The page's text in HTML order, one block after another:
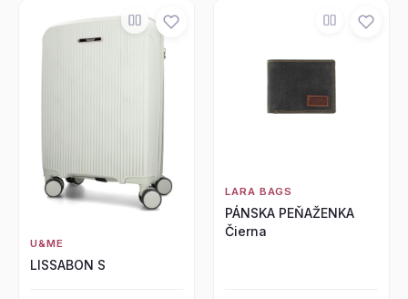
U&ME
LISSABON S
LARA BAGS
PÁNSKA PEŇAŽENKA
Čierna